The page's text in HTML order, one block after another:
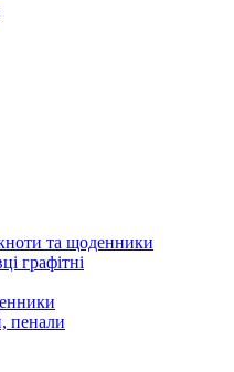
та щоденники
графітні
пенали